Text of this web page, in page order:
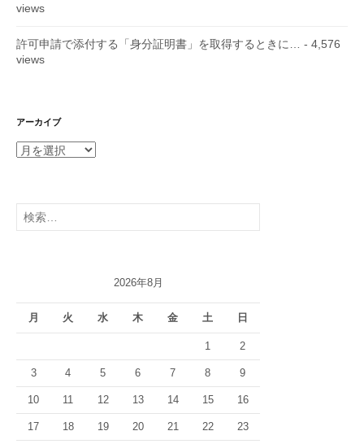
views
許可申請で添付する「身分証明書」を取得するときに…
- 4,576
views
アーカイブ
ア
イ
ブ
検
索:
2026年8月
月 火 水 木 金 土 日
1 2
3 4 5 6 7 8 9
10 11 12 13 14 15 16
17 18 19 20 21 22 23